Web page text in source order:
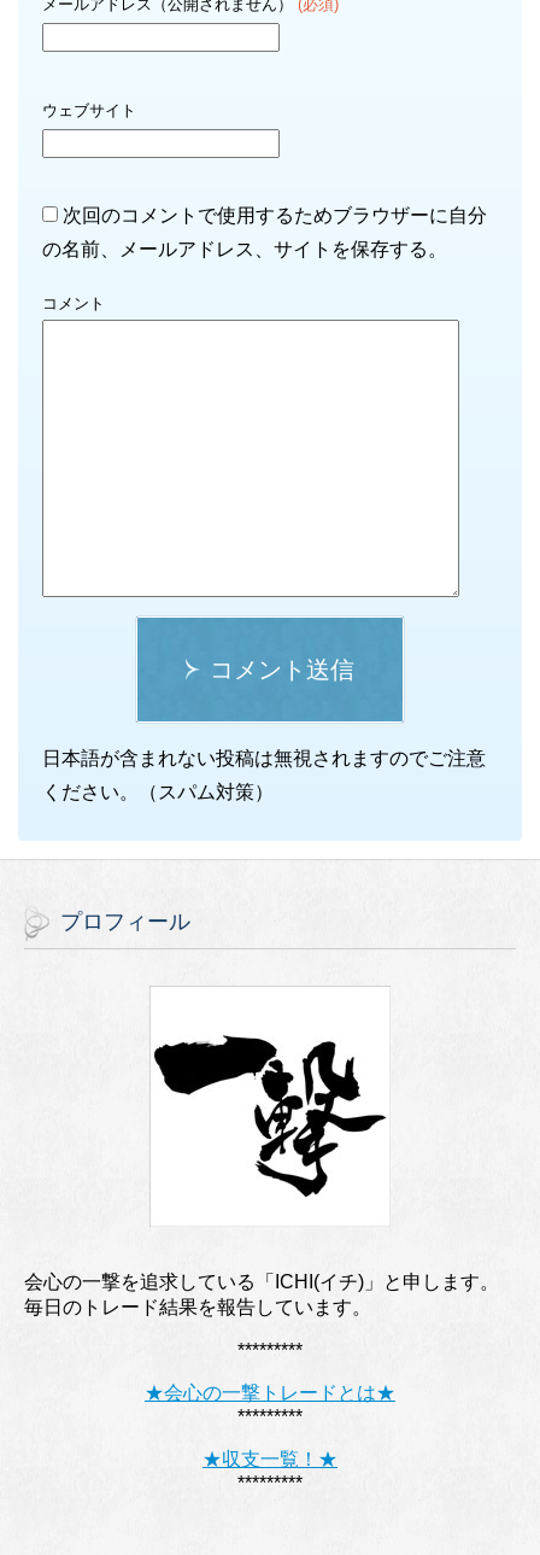
メールアドレス（公開されません） (必須)
ウェブサイト
次回のコメントで使用するためブラウザーに自分
の名前、メールアドレス、サイトを保存する。
コメント
コメント送信
日本語が含まれない投稿は無視されますのでご注意
ください。（スパム対策）
プロフィール
会心の一撃を追求している「ICHI(イチ)」と申します。
毎日のトレード結果を報告しています。
*********
★会心の一撃トレードとは★
*********
★収支一覧！★
*********